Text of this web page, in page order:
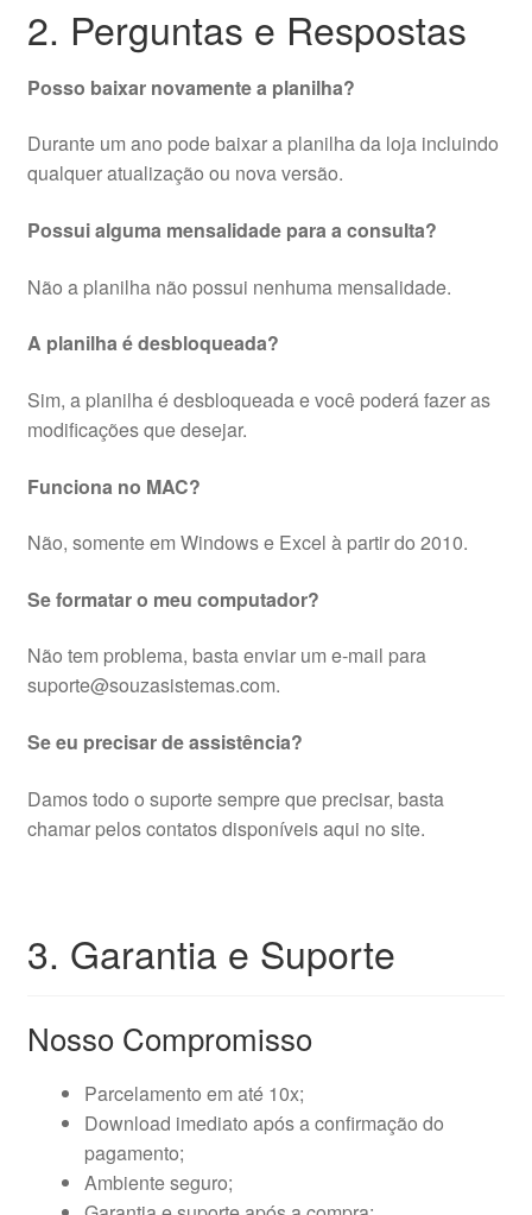
2. Perguntas e Respostas
Posso baixar novamente a planilha?
Durante um ano pode baixar a planilha da loja incluindo
qualquer atualização ou nova versão.
Possui alguma mensalidade para a consulta?
Não a planilha não possui nenhuma mensalidade.
A planilha é desbloqueada?
Sim, a planilha é desbloqueada e você poderá fazer as
modificações que desejar.
Funciona no MAC?
Não, somente em Windows e Excel à partir do 2010.
Se formatar o meu computador?
Não tem problema, basta enviar um e-mail para
suporte@souzasistemas.com.
Se eu precisar de assistência?
Damos todo o suporte sempre que precisar, basta
chamar pelos contatos disponíveis aqui no site.
3. Garantia e Suporte
Nosso Compromisso
Parcelamento em até 10x;
Download imediato após a confirmação do
pagamento;
Ambiente seguro;